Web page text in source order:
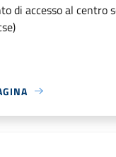
di accesso al centro